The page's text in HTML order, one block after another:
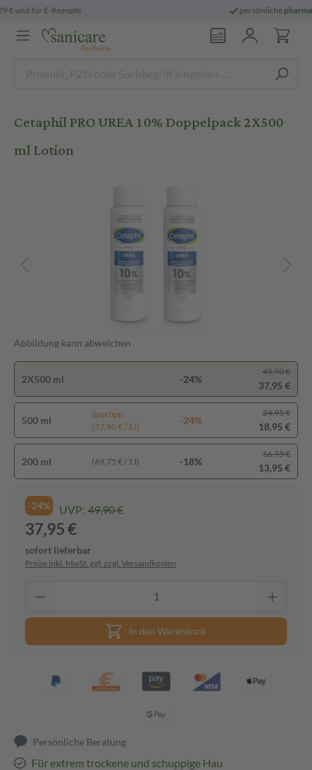
pharmazeutische Beratung
Cetaphil PRO UREA 10% Doppelpack 2X500
ml Lotion
Abbildung kann abweichen
2X500 ml -24%
49,90 €
37,95 €
500 ml
Spartipp
(37,90 € / 1 l)
-24%
24,95 €
18,95 €
200 ml (69,75 € / 1 l) -18%
16,95 €
13,95 €
-24% UVP: 49,90 €
37,95 €
sofort lieferbar
Preise inkl. MwSt. ggf. zzgl. Versandkosten
In den Warenkorb
Persönliche Beratung
Für extrem trockene und schuppige Hau